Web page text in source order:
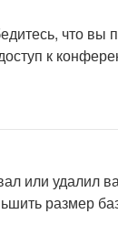
что
к
или удалил
размер